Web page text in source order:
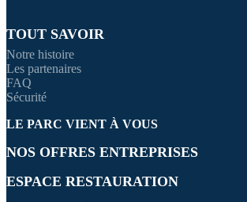
TOUT SAVOIR
Notre histoire
Les partenaires
FAQ
Sécurité
LE PARC VIENT À VOUS
NOS OFFRES ENTREPRISES
ESPACE RESTAURATION